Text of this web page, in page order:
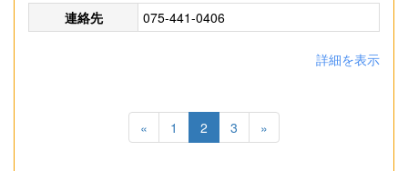
連絡先 075-441-0406
詳細を表示
« 1 2 3 »